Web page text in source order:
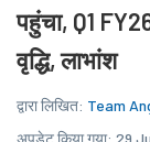
पहुंचा, Q1
वृद्धि, लाभांश
द्वारा लिखित: Team
अपडेट किया गया: 29